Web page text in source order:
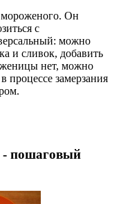
Он
с
можно
и сливок, добавить
нет, можно
процессе замерзания
- пошаговый